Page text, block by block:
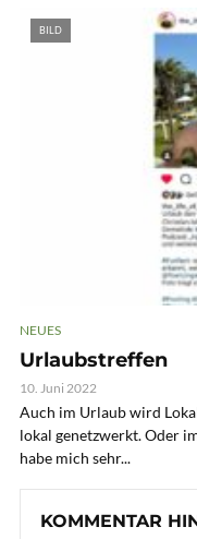
BILD
NEUES
Urlaubstreffen
10. Juni 2022
Auch im Urlaub wird
lokal genetzwerkt. Oder
habe mich sehr...
KOMMENTAR